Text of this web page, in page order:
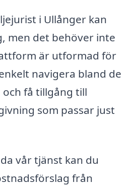
i Ullånger kan
men det behöver inte
är utformad för
navigera bland de
få tillgång till
som passar just
vår tjänst kan du
från